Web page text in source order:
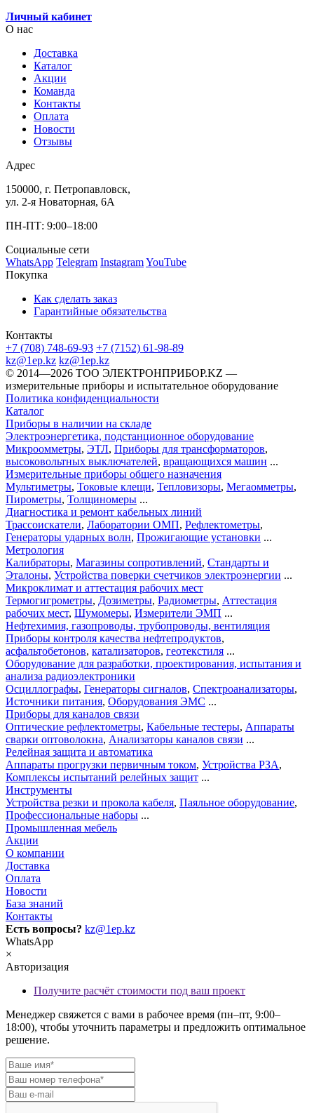
Личный кабинет
О нас
Доставка
Каталог
Акции
Команда
Контакты
Оплата
Новости
Отзывы
Адрес
150000, г. Петропавловск,
ул. 2-я Новаторная, 6А
ПН-ПТ: 9:00–18:00
Социальные сети
WhatsApp Telegram InstagramYouTube
Покупка
Как сделать заказ
Гарантийные обязательства
Контакты
+7 (708) 748-69-93 +7 (7152) 61-98-89
kz@1ep.kz kz@1ep.kz
©️ 2014—2026 ТОО ЭЛЕКТРОНПРИБОР.KZ —
измерительные приборы и испытательное оборудование
Политика конфиденциальности
Каталог
Приборы в наличии на складе
Электроэнергетика, подстанционное оборудование
Микроомметры, ЭТЛ, Приборы для трансформаторов,
высоковольтных выключателей, вращающихся машин ...
Измерительные приборы общего назначения
Мультиметры, Токовые клещи, Тепловизоры, Мегаомметры,
Пирометры, Толщиномеры ...
Диагностика и ремонт кабельных линий
Трассоискатели, Лаборатории ОМП, Рефлектометры,
Генераторы ударных волн, Прожигающие установки ...
Метрология
Калибраторы, Магазины сопротивлений, Стандарты и
Эталоны, Устройства поверки счетчиков электроэнергии ...
Микроклимат и аттестация рабочих мест
Термогигрометры, Дозиметры, Радиометры, Аттестация
рабочих мест, Шумомеры, Измерители ЭМП ...
Нефтехимия, газопроводы, трубопроводы, вентиляция
Приборы контроля качества нефтепродуктов,
асфальтобетонов, катализаторов, геотекстиля ...
Оборудование для разработки, проектирования, испытания и
анализа радиоэлектроники
Осциллографы, Генераторы сигналов, Спектроанализаторы,
Источники питания, Оборудования ЭМС ...
Приборы для каналов связи
Оптические рефлектометры, Кабельные тестеры, Аппараты
сварки оптоволокна, Анализаторы каналов связи ...
Релейная защита и автоматика
Аппараты прогрузки первичным током, Устройства РЗА,
Комплексы испытаний релейных защит ...
Инструменты
Устройства резки и прокола кабеля, Паяльное оборудование,
Профессиональные наборы ...
Промышленная мебель
Акции
О компании
Доставка
Оплата
Новости
База знаний
Контакты
Есть вопросы? kz@1ep.kz
WhatsApp
×
Авторизация
Получите расчёт стоимости под ваш проект
Менеджер свяжется с вами в рабочее время (пн–пт, 9:00–
18:00), чтобы уточнить параметры и предложить оптимальное
решение.